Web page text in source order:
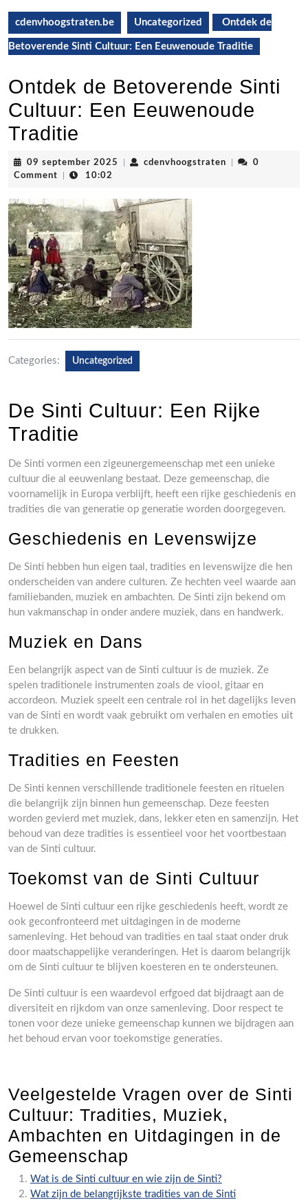
cdenvhoogstraten.be Uncategorized Ontdek de
Betoverende Sinti Cultuur: Een Eeuwenoude Traditie
Ontdek de Betoverende Sinti
Cultuur: Een Eeuwenoude
Traditie
09 september 2025 09
cdenvhoogstraten cdenvhoogstraten
0
Comment
10:02
Categories: Uncategorized
De Sinti Cultuur: Een Rijke
Traditie
De Sinti vormen een zigeunergemeenschap met een unieke
cultuur die al eeuwenlang bestaat. Deze gemeenschap, die
voornamelijk in Europa verblijft, heeft een rijke geschiedenis en
tradities die van generatie op generatie worden doorgegeven.
Geschiedenis en Levenswijze
De Sinti hebben hun eigen taal, tradities en levenswijze die hen
onderscheiden van andere culturen. Ze hechten veel waarde aan
familiebanden, muziek en ambachten. De Sinti zijn bekend om
hun vakmanschap in onder andere muziek, dans en handwerk.
Muziek en Dans
Een belangrijk aspect van de Sinti cultuur is de muziek. Ze
spelen traditionele instrumenten zoals de viool, gitaar en
accordeon. Muziek speelt een centrale rol in het dagelijks leven
van de Sinti en wordt vaak gebruikt om verhalen en emoties uit
te drukken.
Tradities en Feesten
De Sinti kennen verschillende traditionele feesten en rituelen
die belangrijk zijn binnen hun gemeenschap. Deze feesten
worden gevierd met muziek, dans, lekker eten en samenzijn. Het
behoud van deze tradities is essentieel voor het voortbestaan
van de Sinti cultuur.
Toekomst van de Sinti Cultuur
Hoewel de Sinti cultuur een rijke geschiedenis heeft, wordt ze
ook geconfronteerd met uitdagingen in de moderne
samenleving. Het behoud van tradities en taal staat onder druk
door maatschappelijke veranderingen. Het is daarom belangrijk
om de Sinti cultuur te blijven koesteren en te ondersteunen.
De Sinti cultuur is een waardevol erfgoed dat bijdraagt aan de
diversiteit en rijkdom van onze samenleving. Door respect te
tonen voor deze unieke gemeenschap kunnen we bijdragen aan
het behoud ervan voor toekomstige generaties.
Veelgestelde Vragen over de Sinti
Cultuur: Tradities, Muziek,
Ambachten en Uitdagingen in de
Gemeenschap
Wat is de Sinti cultuur en wie zijn de Sinti?
Wat zijn de belangrijkste tradities van de Sinti